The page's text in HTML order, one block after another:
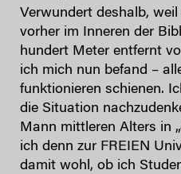
Verwundert deshalb,
vorher im Inneren der
hundert Meter entfernt
ich mich nun befand –
funktionieren schienen.
die Situation
Mann mittleren Alters in
ich denn zur FREIEN
damit wohl, ob ich